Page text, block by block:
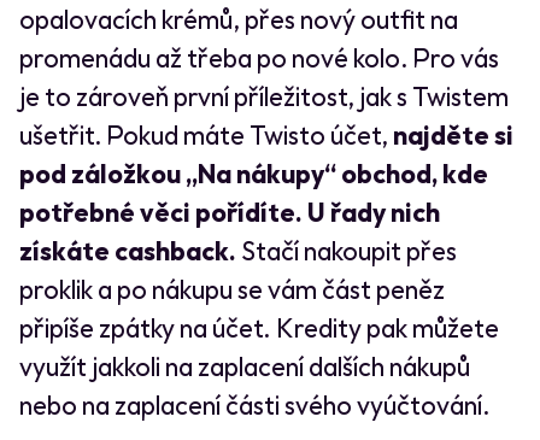
opalovacích krémů, přes nový outfit na
promenádu až třeba po nové kolo. Pro vás
je to zároveň první příležitost, jak s Twistem
ušetřit. Pokud máte Twisto účet, najděte si
pod záložkou „Na nákupy“ obchod, kde
potřebné věci pořídíte. U řady nich
získáte cashback. Stačí nakoupit přes
proklik a po nákupu se vám část peněz
připíše zpátky na účet. Kredity pak můžete
využít jakkoli na zaplacení dalších nákupů
nebo na zaplacení části svého vyúčtování.